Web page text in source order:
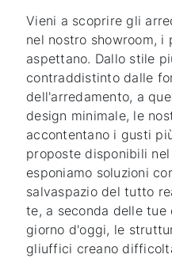
Vieni a scoprire gli
nel nostro showroom,
aspettano. Dallo stile
contraddistinto dalle
dell'arredamento, a
design minimale, le
accontentano i gusti
proposte disponibili
esponiamo soluzioni
salvaspazio del tutto
te, a seconda delle tue
giorno d'oggi, le
gliuffici creano